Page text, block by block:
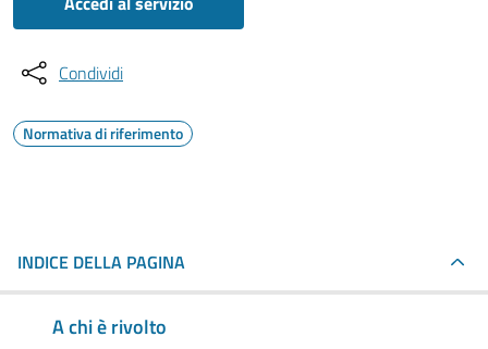
Condividi
Normativa di riferimento
INDICE DELLA PAGINA
A chi è rivolto